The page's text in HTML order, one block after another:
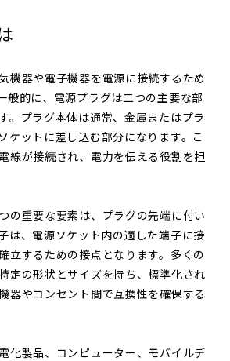
機器や電子機器を電源に接続するため
般的に、電源プラグは二つの主要な部
。プラグ本体は通常、金属またはプラ
ケットに差し込む部分になります。こ
線が接続され、電力を伝える役割を担
の重要な要素は、プラグの先端に付い
は、電源ソケット内の適した端子に接
立するための接点となります。多くの
定の形状とサイズを持ち、標準化され
器やコンセント間で互換性を確保する
化製品、コンピューター、モバイルデ